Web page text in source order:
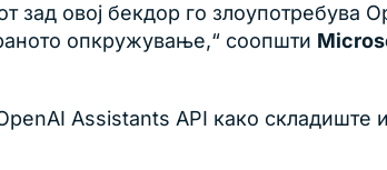
овој бекдор го злоупотребува
опкружување,“ соопшти
Assistants API како